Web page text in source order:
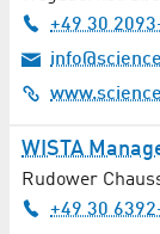
Catering
Chemie
+49 30
WISTA
Rudower
+49 30